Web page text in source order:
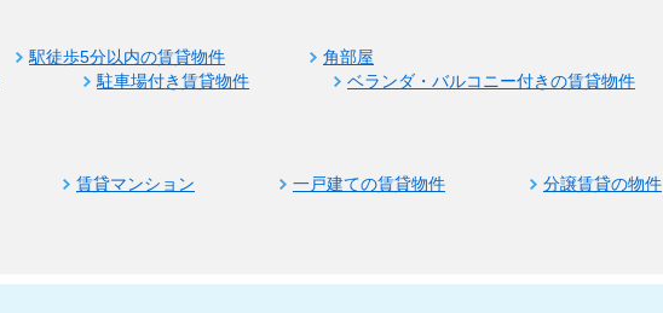
駅徒歩5分以内の賃貸物件
角部屋
駐車場付き賃貸物件
ベランダ・バルコニー付きの賃貸物件
賃貸マンション 一戸建ての賃貸物件
分譲賃貸の物件